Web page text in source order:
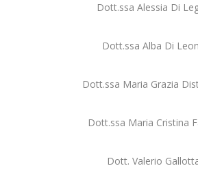
Dott.ssa Alessia Di
Dott.ssa Alba Di
Dott.ssa Maria Grazia
Dott.ssa Maria Cristina
Dott. Valerio